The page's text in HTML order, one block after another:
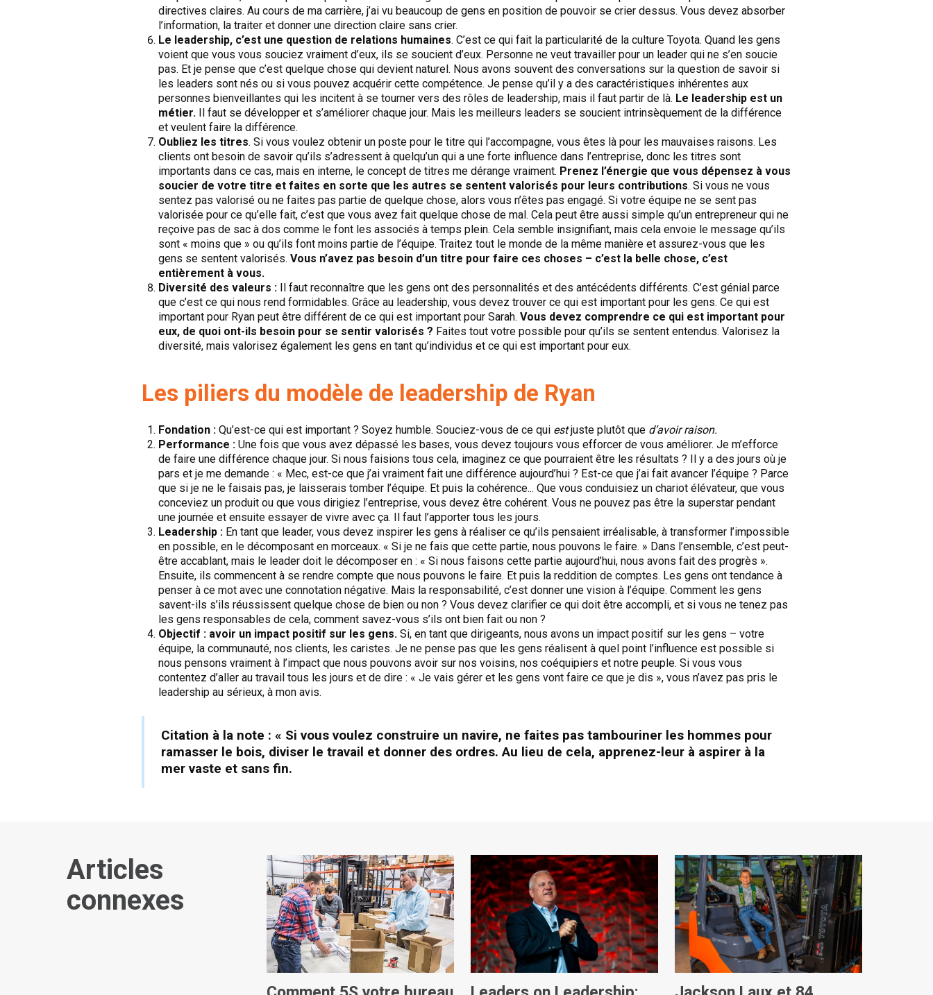
directives claires. Au cours de ma carrière, j’ai vu beaucoup de gens en position de pouvoir se crier dessus. Vous devez absorber
l’information, la traiter et donner une direction claire sans crier.
Le leadership, c’est une question de relations humaines. C’est ce qui fait la particularité de la culture Toyota. Quand les gens
voient que vous vous souciez vraiment d’eux, ils se soucient d’eux. Personne ne veut travailler pour un leader qui ne s’en soucie
pas. Et je pense que c’est quelque chose qui devient naturel. Nous avons souvent des conversations sur la question de savoir si
les leaders sont nés ou si vous pouvez acquérir cette compétence. Je pense qu’il y a des caractéristiques inhérentes aux
personnes bienveillantes qui les incitent à se tourner vers des rôles de leadership, mais il faut partir de là. Le leadership est un
métier. Il faut se développer et s’améliorer chaque jour. Mais les meilleurs leaders se soucient intrinsèquement de la différence
et veulent faire la différence.
Oubliez les titres. Si vous voulez obtenir un poste pour le titre qui l’accompagne, vous êtes là pour les mauvaises raisons. Les
clients ont besoin de savoir qu’ils s’adressent à quelqu’un qui a une forte influence dans l’entreprise, donc les titres sont
importants dans ce cas, mais en interne, le concept de titres me dérange vraiment. Prenez l’énergie que vous dépensez à vous
soucier de votre titre et faites en sorte que les autres se sentent valorisés pour leurs contributions. Si vous ne vous
sentez pas valorisé ou ne faites pas partie de quelque chose, alors vous n’êtes pas engagé. Si votre équipe ne se sent pas
valorisée pour ce qu’elle fait, c’est que vous avez fait quelque chose de mal. Cela peut être aussi simple qu’un entrepreneur qui ne
reçoive pas de sac à dos comme le font les associés à temps plein. Cela semble insignifiant, mais cela envoie le message qu’ils
sont « moins que » ou qu’ils font moins partie de l’équipe. Traitez tout le monde de la même manière et assurez-vous que les
gens se sentent valorisés. Vous n’avez pas besoin d’un titre pour faire ces choses – c’est la belle chose, c’est
entièrement à vous.
Diversité des valeurs : Il faut reconnaître que les gens ont des personnalités et des antécédents différents. C’est génial parce
que c’est ce qui nous rend formidables. Grâce au leadership, vous devez trouver ce qui est important pour les gens. Ce qui est
important pour Ryan peut être différent de ce qui est important pour Sarah. Vous devez comprendre ce qui est important pour
eux, de quoi ont-ils besoin pour se sentir valorisés ? Faites tout votre possible pour qu’ils se sentent entendus. Valorisez la
diversité, mais valorisez également les gens en tant qu’individus et ce qui est important pour eux.
Les piliers du modèle de leadership de Ryan
Fondation : Qu’est-ce qui est important ? Soyez humble. Souciez-vous de ce qui estjuste plutôt que d’avoir raison.
Performance : Une fois que vous avez dépassé les bases, vous devez toujours vous efforcer de vous améliorer. Je m’efforce
de faire une différence chaque jour. Si nous faisions tous cela, imaginez ce que pourraient être les résultats ? Il y a des jours où je
pars et je me demande : « Mec, est-ce que j’ai vraiment fait une différence aujourd’hui ? Est-ce que j’ai fait avancer l’équipe ? Parce
que si je ne le faisais pas, je laisserais tomber l’équipe. Et puis la cohérence... Que vous conduisiez un chariot élévateur, que vous
conceviez un produit ou que vous dirigiez l’entreprise, vous devez être cohérent. Vous ne pouvez pas être la superstar pendant
une journée et ensuite essayer de vivre avec ça. Il faut l’apporter tous les jours.
Leadership : En tant que leader, vous devez inspirer les gens à réaliser ce qu’ils pensaient irréalisable, à transformer l’impossible
en possible, en le décomposant en morceaux. « Si je ne fais que cette partie, nous pouvons le faire. » Dans l’ensemble, c’est peut-
être accablant, mais le leader doit le décomposer en : « Si nous faisons cette partie aujourd’hui, nous avons fait des progrès ».
Ensuite, ils commencent à se rendre compte que nous pouvons le faire. Et puis la reddition de comptes. Les gens ont tendance à
penser à ce mot avec une connotation négative. Mais la responsabilité, c’est donner une vision à l’équipe. Comment les gens
savent-ils s’ils réussissent quelque chose de bien ou non ? Vous devez clarifier ce qui doit être accompli, et si vous ne tenez pas
les gens responsables de cela, comment savez-vous s’ils ont bien fait ou non ?
Objectif : avoir un impact positif sur les gens. Si, en tant que dirigeants, nous avons un impact positif sur les gens – votre
équipe, la communauté, nos clients, les caristes. Je ne pense pas que les gens réalisent à quel point l’influence est possible si
nous pensons vraiment à l’impact que nous pouvons avoir sur nos voisins, nos coéquipiers et notre peuple. Si vous vous
contentez d’aller au travail tous les jours et de dire : « Je vais gérer et les gens vont faire ce que je dis », vous n’avez pas pris le
leadership au sérieux, à mon avis.
Citation à la note : « Si vous voulez construire un navire, ne faites pas tambouriner les hommes pour
ramasser le bois, diviser le travail et donner des ordres. Au lieu de cela, apprenez-leur à aspirer à la
mer vaste et sans fin.
Articles
connexes